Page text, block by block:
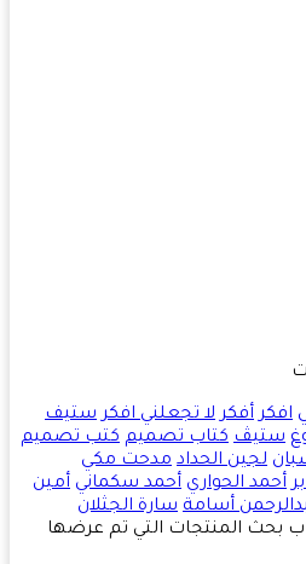
أفكر لا تجعلني افكر ستيف
كتاب تصميم كتب تصميم
لجين الحداد مدحت مكي
الحواري أحمد سكماني أمين
أسامة سارة الجثلان
المنتجات التي تم عرضها